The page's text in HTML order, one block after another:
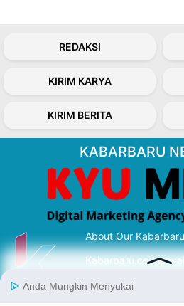
REDAKSI
KIRIM KARYA
KIRIM BERITA
KABARBARU
About Our
Kabarbaru.co
serta terverifikasi